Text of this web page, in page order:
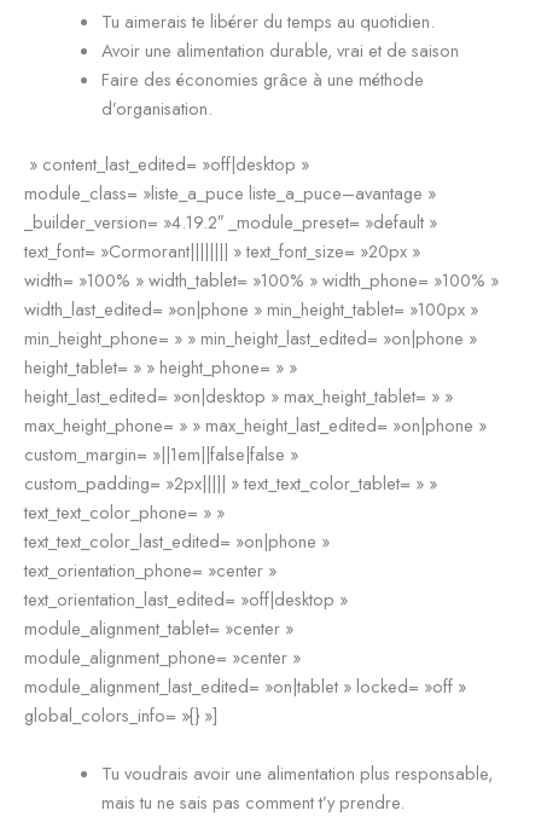
Tu aimerais te libérer du temps au quotidien.
Avoir une alimentation durable, vrai et de saison
Faire des économies grâce à une méthode
d’organisation.
» content_last_edited= »off|desktop »
module_class= »liste_a_puce liste_a_puce–avantage »
_builder_version= »4.19.2″ _module_preset= »default »
text_font= »Cormorant|||||||| » text_font_size= »20px »
width= »100% » width_tablet= »100% » width_phone= »100% »
width_last_edited= »on|phone » min_height_tablet= »100px »
min_height_phone= » » min_height_last_edited= »on|phone »
height_tablet= » » height_phone= » »
height_last_edited= »on|desktop » max_height_tablet= » »
max_height_phone= » » max_height_last_edited= »on|phone »
custom_margin= »||1em||false|false »
custom_padding= »2px||||| » text_text_color_tablet= » »
text_text_color_phone= » »
text_text_color_last_edited= »on|phone »
text_orientation_phone= »center »
text_orientation_last_edited= »off|desktop »
module_alignment_tablet= »center »
module_alignment_phone= »center »
module_alignment_last_edited= »on|tablet » locked= »off »
global_colors_info= »{} »]
Tu voudrais avoir une alimentation plus responsable,
mais tu ne sais pas comment t’y prendre.